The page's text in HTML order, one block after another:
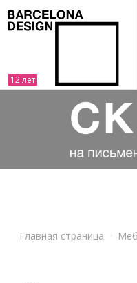
Главная страница